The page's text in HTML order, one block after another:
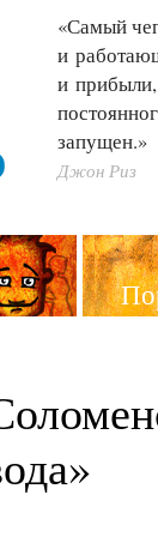
«Самый
и
и
запущен.»
Джон Риз